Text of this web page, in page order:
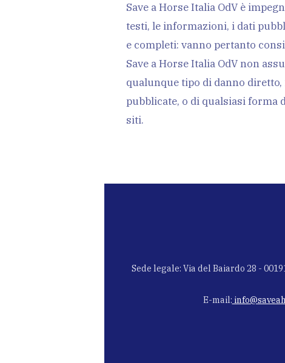
Sede legale: Via del Baiardo 28 -
E-mail:
Save a Horse Italia OdV è
testi, le informazioni, i dati
e completi: vanno pertanto
Save a Horse Italia OdV non
qualunque tipo di danno
pubblicate, o di qualsiasi forma
siti.